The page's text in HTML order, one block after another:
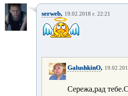
serweb, 19.02.2018 г. 22:21
GalushkinO,
Сережа,рад